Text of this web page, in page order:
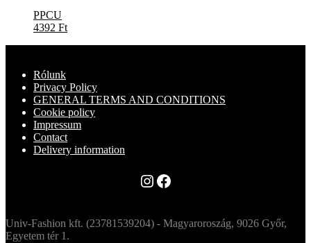
PPCU
4392 Ft
Rólunk
Privacy Policy
GENERAL TERMS AND CONDITIONS
Cookie policy
Impressum
Contact
Delivery information
Instagram
Facebook
Univ-Fashion kft. (23781539204) - Magyaroroszág, 9026 Győr,
Egyetem tér 1.